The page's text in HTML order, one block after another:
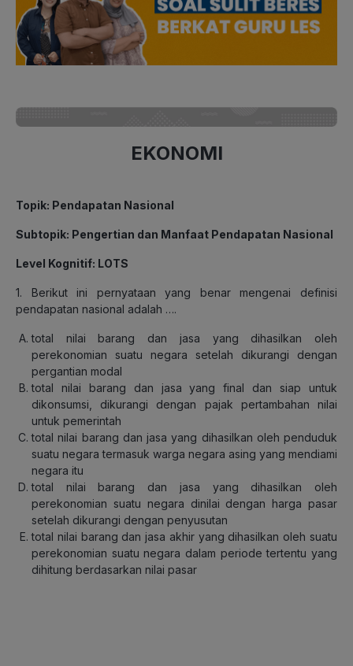
EKONOMI
Topik: Pendapatan Nasional
Subtopik: Pengertian dan Manfaat Pendapatan Nasional
Level Kognitif: LOTS
1. Berikut ini pernyataan yang benar mengenai definisi
pendapatan nasional adalah ….
total nilai barang dan jasa yang dihasilkan oleh
perekonomian suatu negara setelah dikurangi dengan
pergantian modal
total nilai barang dan jasa yang final dan siap untuk
dikonsumsi, dikurangi dengan pajak pertambahan nilai
untuk pemerintah
total nilai barang dan jasa yang dihasilkan oleh penduduk
suatu negara termasuk warga negara asing yang mendiami
negara itu
total nilai barang dan jasa yang dihasilkan oleh
perekonomian suatu negara dinilai dengan harga pasar
setelah dikurangi dengan penyusutan
total nilai barang dan jasa akhir yang dihasilkan oleh suatu
perekonomian suatu negara dalam periode tertentu yang
dihitung berdasarkan nilai pasar